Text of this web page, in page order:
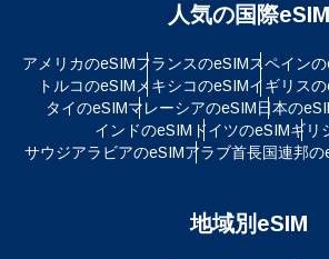
人気の国際eSIM
アメリカのeSIMフランスのeSIMスペイン
トルコのeSIM メキシコのeSIMイギリス
タイのeSIMマレーシアのeSIM日本の
インドのeSIM ドイツのeSIMギリ
サウジアラビアのeSIMアラブ首長国連邦の
地域別eSIM